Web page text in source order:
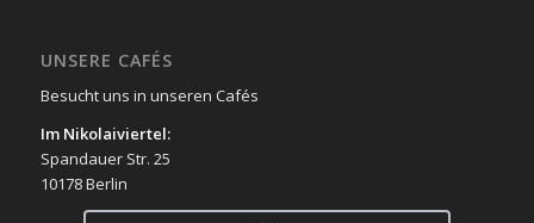
UNSERE CAFÉS
Besucht uns in unseren Cafés
Im Nikolaiviertel:
Spandauer Str. 25
10178 Berlin